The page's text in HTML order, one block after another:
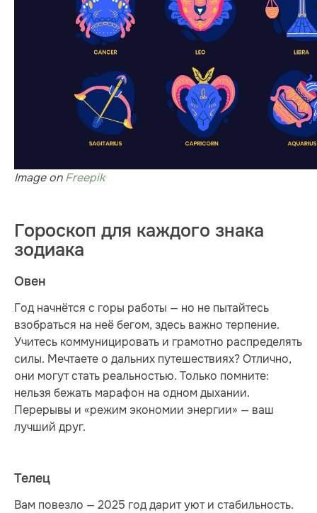
Image onFreepik
Гороскоп для каждого знака
зодиака
Овен
Год начнётся с горы работы — но не пытайтесь
взобраться на неё бегом, здесь важно терпение.
Учитесь коммуницировать и грамотно распределять
силы. Мечтаете о дальних путешествиях? Отлично,
они могут стать реальностью. Только помните:
нельзя бежать марафон на одном дыхании.
Перерывы и «режим экономии энергии» — ваш
лучший друг.
Телец
Вам повезло — 2025 год дарит уют и стабильность.